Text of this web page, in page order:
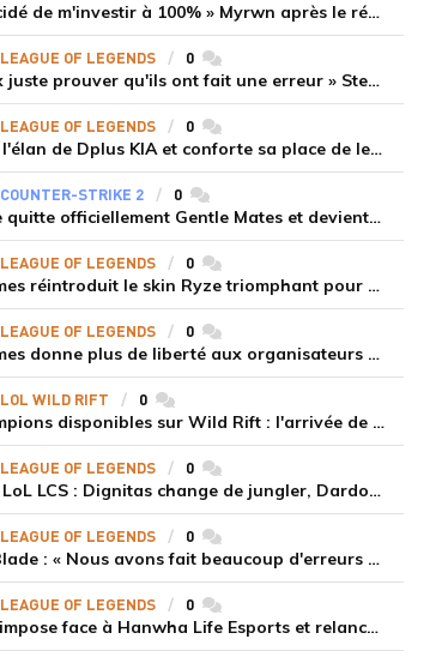
« J'ai décidé de m'investir à 100% » Myrwn après le réveil de Movistar KOI face à Fnatic
LEAGUE OF LEGENDS 0commentaires
« Je veux juste prouver qu'ils ont fait une erreur » Stend se confie sur son mercato chaotique et ses ambitions avec Shifters
LEAGUE OF LEGENDS 0commentaires
T1 brise l'élan de Dplus KIA et conforte sa place de leader en LCK 2026 Rounds 3-4
COUNTER-STRIKE 2 0commentaires
deLonge quitte officiellement Gentle Mates et devient agent libre
LEAGUE OF LEGENDS 0commentaires
Riot Games réintroduit le skin Ryze triomphant pour récompenser la scène amateur
LEAGUE OF LEGENDS 0commentaires
Riot Games donne plus de liberté aux organisateurs de tournois locaux sur League of Legends
LOL WILD RIFT 0commentaires
Les champions disponibles sur Wild Rift : l'arrivée de Cho'Gath
LEAGUE OF LEGENDS 0commentaires
Mercato LoL LCS : Dignitas change de jungler, Dardoch fait son retour en LCS, eXyu annonce sa retraite
LEAGUE OF LEGENDS 0commentaires
BrokenBlade : « Nous avons fait beaucoup d'erreurs bêtes, mais une victoire reste une victoire et c'est une chose dont on peut se réjouir »
LEAGUE OF LEGENDS 0commentaires
Gen.G s'impose face à Hanwha Life Esports et relance sa dynamique en LCK